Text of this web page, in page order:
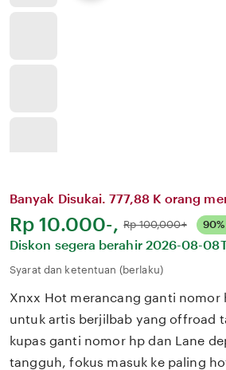
Banyak Disukai. 777,88 K orang
Harga:
Rp 10.000-, Normal:
Rp 100,000+
Diskon segera berahir 2026-08-
Syarat dan ketentuan (berlaku)
Xnxx Hot merancang ganti nomor
untuk artis berjilbab yang offroad
kupas ganti nomor hp dan Lane
tangguh, fokus masuk ke paling